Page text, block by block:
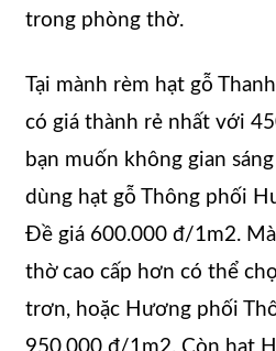
trong phòng thờ.
Tại mành rèm hạt gỗ
có giá thành rẻ nhất với
bạn muốn không gian
dùng hạt gỗ Thông phối
Đề giá 600.000 đ/1m2.
thờ cao cấp hơn có thể
trơn, hoặc Hương phối